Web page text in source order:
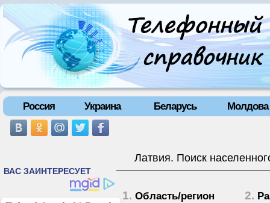
Россия Украина Беларусь Молдова
Латвия. Поиск
1. Область/регион 2.